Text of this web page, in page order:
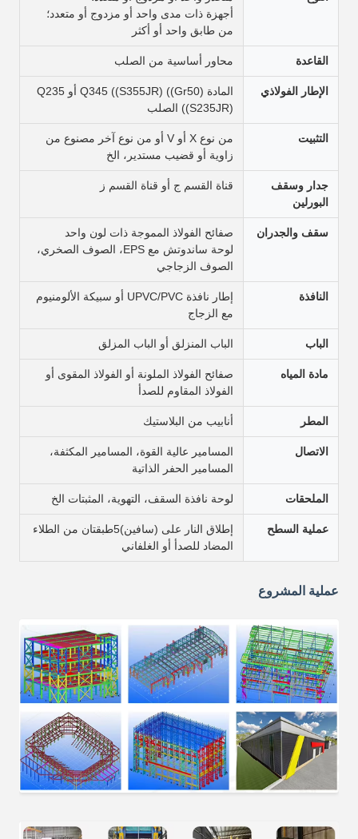
أجهزة ذات مدى واحد أو مزدوج أو متعدد؛
من طابق واحد أو أكثر
القاعدة محاور أساسية من الصلب
الإطار الفولاذي
المادة Q345 ((S355JR) ((Gr50) أو Q235
((S235JR) الصلب
التثبيت
من نوع X أو V أو من نوع آخر مصنوع من
زاوية أو قضيب مستدير، الخ
جدار وسقف
البورلين
قناة القسم ج أو قناة القسم ز
سقف والجدران
صفائح الفولاذ المموجة ذات لون واحد
لوحة ساندوتش مع EPS، الصوف الصخري،
الصوف الزجاجي
النافذة
إطار نافذة UPVC/PVC أو سبيكة الألومنيوم
مع الزجاج
الباب الباب المنزلق أو الباب المزلق
مادة المياه
صفائح الفولاذ الملونة أو الفولاذ المقوى أو
الفولاذ المقاوم للصدأ
المطر أنابيب من البلاستيك
الاتصال
المسامير عالية القوة، المسامير المكثفة،
المسامير الحفر الذاتية
الملحقات لوحة نافذة السقف، التهوية، المثبتات الخ
عملية السطح
إطلاق النار على (سافين)5طبقتان من الطلاء
المضاد للصدأ أو الغلفاني
عملية المشروع